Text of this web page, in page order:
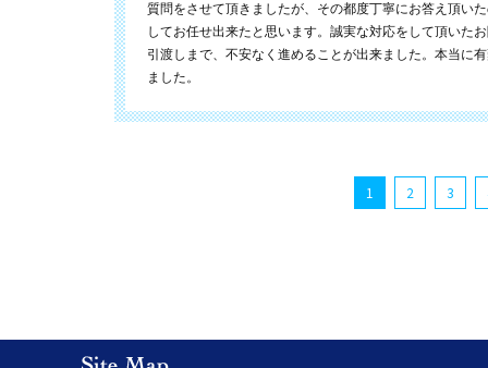
質問をさせて頂きましたが、その都度丁寧にお答え頂い
してお任せ出来たと思います。誠実な対応をして頂いた
引渡しまで、不安なく進めることが出来ました。本当に
ました。
1 2 3